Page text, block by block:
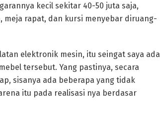
kecil sekitar 40-50 juta saja,
meja rapat, dan kursi menyebar diruang-
elektronik mesin, itu seingat saya ada
tersebut. Yang pastinya, secara
sisanya ada beberapa yang tidak
itu pada realisasi nya berdasar